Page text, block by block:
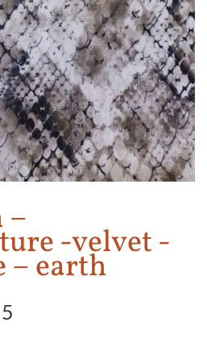
–
-velvet -
– earth